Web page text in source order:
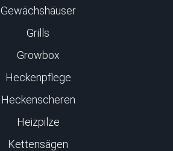
Gewächshäuser
Grills
Growbox
Heckenpflege
Heckenscheren
Heizpilze
Kettensägen